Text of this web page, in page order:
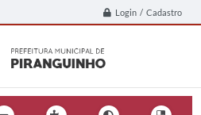
Login / Cadastro